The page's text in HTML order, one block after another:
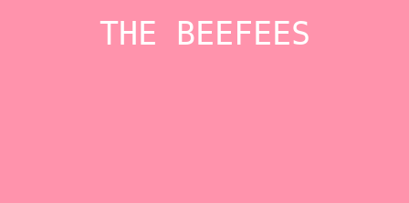
THE BEEFEES